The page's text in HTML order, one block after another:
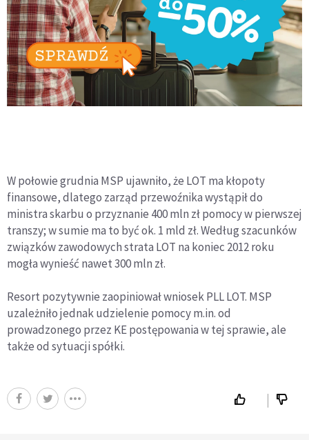
W połowie grudnia MSP ujawniło, że LOT ma kłopoty
finansowe, dlatego zarząd przewoźnika wystąpił do
ministra skarbu o przyznanie 400 mln zł pomocy w pierwszej
transzy; w sumie ma to być ok. 1 mld zł. Według szacunków
związków zawodowych strata LOT na koniec 2012 roku
mogła wynieść nawet 300 mln zł.
Resort pozytywnie zaopiniował wniosek PLL LOT. MSP
uzależniło jednak udzielenie pomocy m.in. od
prowadzonego przez KE postępowania w tej sprawie, ale
także od sytuacji spółki.